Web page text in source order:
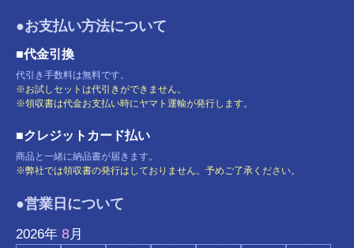
●お支払い方法について
■代金引換
代引き手数料は無料です。
※お試しセットは代引きができません。
※領収書は代金お支払い時にヤマト運輸が発行します。
■クレジットカード払い
商品と一緒に納品書が届きます。
※弊社では領収書の発行はしておりません。予めご了承ください。
●営業日について
2026年 8月